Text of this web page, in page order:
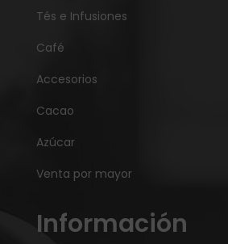
Tés e Infusiones
Café
Accesorios
Cacao
Azúcar
Venta por mayor
Información